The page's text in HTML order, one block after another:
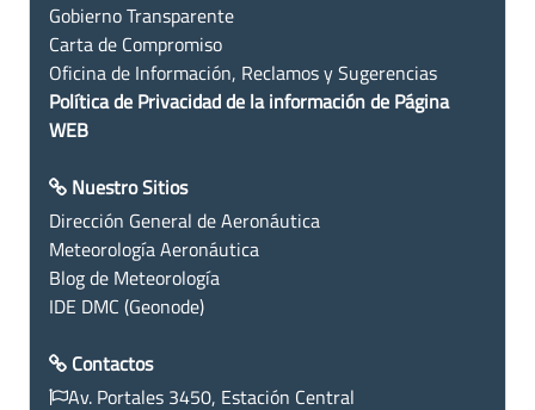
Gobierno Transparente
Carta de Compromiso
Oficina de Información, Reclamos y Sugerencias
Política de Privacidad de la información de Página
WEB
Nuestro Sitios
Dirección General de Aeronáutica
Meteorología Aeronáutica
Blog de Meteorología
IDE DMC (Geonode)
Contactos
Av. Portales 3450, Estación Central